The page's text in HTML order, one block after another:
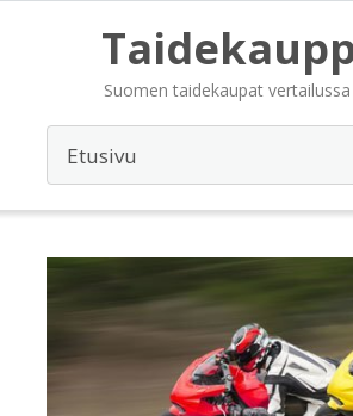
Suomen taidekaupat vertailussa